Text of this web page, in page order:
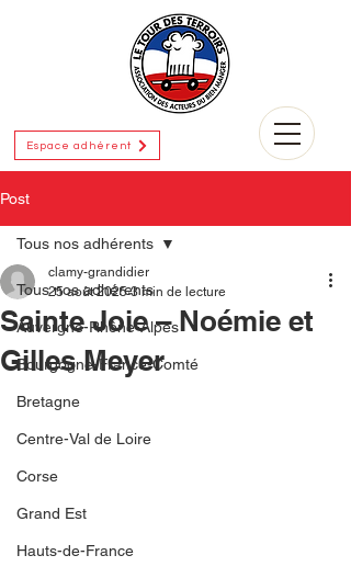
Espace adhérent
Post
Tous nos adhérents
Auvergne-Rhône-Alpes
Bourgogne-France-Comté
Bretagne
Centre-Val de Loire
Corse
Grand Est
Hauts-de-France
Tous nos adhérents
Sainte Joie – Noémie et
Gilles Meyer
clamy-grandidier
25 août 2025 3 min de lecture